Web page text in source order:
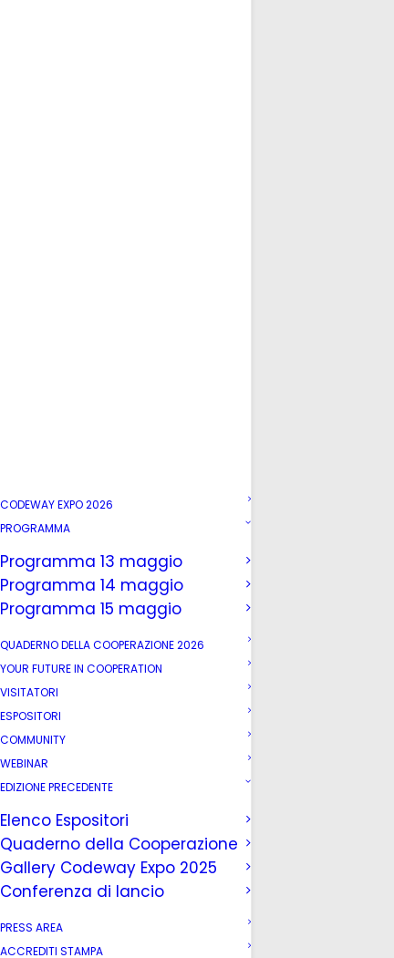
CODEWAY EXPO 2026
PROGRAMMA
Programma 13 maggio
Programma 14 maggio
Programma 15 maggio
QUADERNO DELLA COOPERAZIONE 2026
YOUR FUTURE IN COOPERATION
VISITATORI
ESPOSITORI
COMMUNITY
WEBINAR
EDIZIONE PRECEDENTE
Elenco Espositori
Quaderno della Cooperazione
Gallery Codeway Expo 2025
Conferenza di lancio
PRESS AREA
ACCREDITI STAMPA